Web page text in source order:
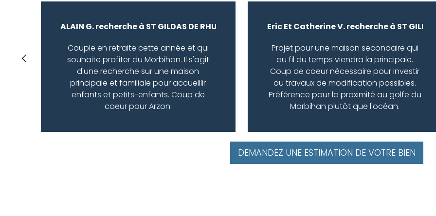
ALAIN G. recherche à ST GILDAS DE RHUYS :
Couple en retraite cette année et qui
souhaite profiter du Morbihan. Il s'agit
d'une recherche sur une maison
principale et familiale pour accueillir
enfants et petits-enfants. Coup de
coeur pour Arzon.
Eric Et Catherine V. recherche à ST GILDAS
Projet pour une maison secondaire qui
au fil du temps viendra la principale.
Coup de coeur nécessaire pour investir
ou travaux de modification possibles.
Préférence pour la proximité au golfe du
Morbihan plutôt que l'océan.
DEMANDEZ UNE ESTIMATION DE VOTRE BIEN